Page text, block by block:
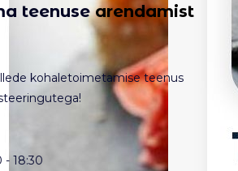
teenusearendamist
kohaletoimetamise teenus
- 18:30